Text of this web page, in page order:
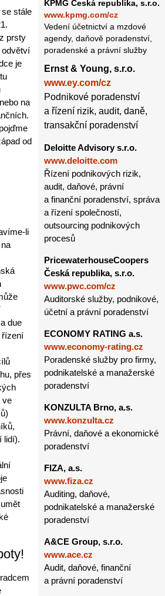
KPMG Česká republika, s.r.o.
www.kpmg.com/cz
Vedení účetnictví a mzdové
agendy, daňově poradenství,
poradenské a právní služby
Ernst & Young, s.r.o.
www.ey.com/cz
Podnikové poradenství
a řízení rizik, audit, daně,
transakční poradenství
Deloitte Advisory s.r.o.
www.deloitte.com
Řízení podnikových rizik,
audit, daňové, právní
a finanční poradenství, správa
a řízení společností,
outsourcing podnikových
procesů
PricewaterhouseCoopers
Česká republika, s.r.o.
www.pwc.com/cz
Auditorské služby, podnikové,
účetní a právní poradenství
ECONOMY RATING a.s.
www.economy-rating.cz
Poradenské služby pro firmy,
podnikatelské a manažerské
poradenství
KONZULTA Brno, a.s.
www.konzulta.cz
Právní, daňové a ekonomické
poradenství
FIZA, a.s.
www.fiza.cz
Auditing, daňové,
podnikatelské a manažerské
poradenství
A&CE Group, s.r.o.
www.ace.cz
Audit, daňové, finanční
a právní poradenství
stále
prsty
odvětví
je
na
od
li
due
řízení
přes
ve
lidí).